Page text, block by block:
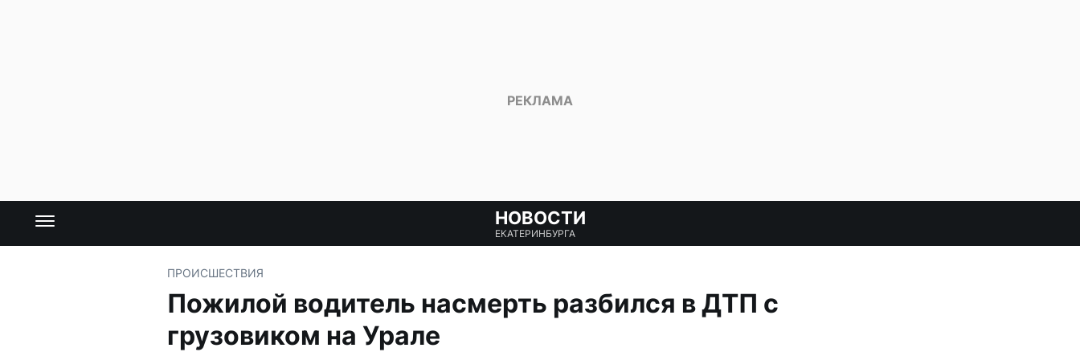
НОВОСТИ
ЕКАТЕРИНБУРГА
ПРОИСШЕСТВИЯ
Пожилой водитель насмерть разбился в ДТП с
грузовиком на Урале